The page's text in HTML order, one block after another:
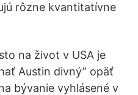
rôzne kvantitatívne
na život v USA je
Austin divný” opäť
bývanie vyhlásené v